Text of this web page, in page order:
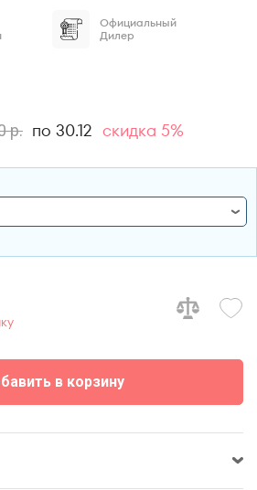
Официальный
Дилер
р. по 30.12 скидка 5%
в корзину